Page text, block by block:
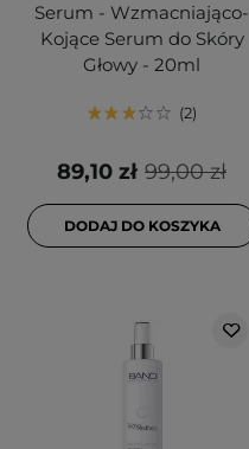
Serum - Wzmacniająco-
Kojące Serum do Skóry
Głowy - 20ml
2
99,00 zł
89,10 zł
DODAJ DO KOSZYKA